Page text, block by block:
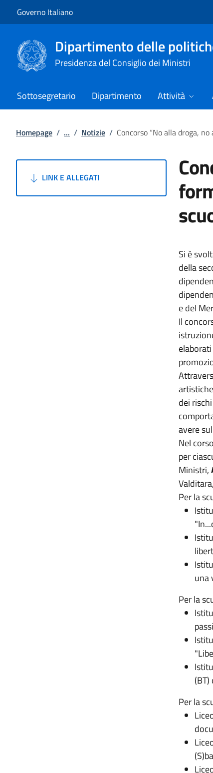
Governo Italiano
Dipartimento delle
Presidenza del Consiglio dei Ministri
Sottosegretario Dipartimento Attività
Homepage / ... / Notizie / Concorso “No alla droga,
LINK E ALLEGATI
Si è
della
e del
Il
dei
avere
Nel
per
Ministri,
Per la
una
Per la
Per la